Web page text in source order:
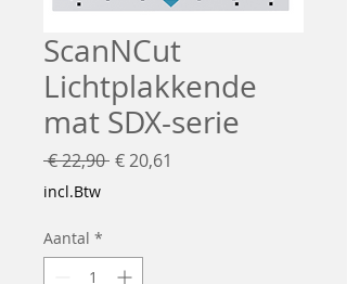
ScanNCut
Lichtplakkende
mat SDX-serie
€ 22,90 Normale
€ 20,61
incl.Btw
Aantal *